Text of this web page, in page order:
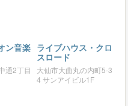
ン音楽
通2丁目
ライブハウス・クロ
スロード
大仙市大曲丸の内町5-3
4 サンアイビル1F